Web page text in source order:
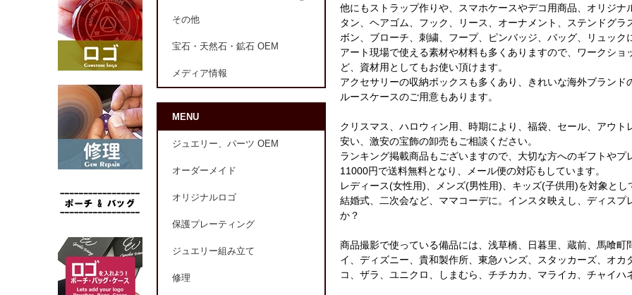
他にもストラップ作りや、スマホケースやデコ用商品、オリジ
タン、ヘアゴム、フック、リース、オーナメント、ステンドグ
ボン、ブローチ、刺繍、フープ、ピンバッジ、バッグ、リュック
アート現場で使える素材や材料も多くありますので、ワークシ
ど、資材用としてもお使い頂けます。
アクセサリーの収納ボックスも多くあり、きれいな海外ブラン
ルースケースのご用意もあります。
クリスマス、ハロウィン用、時期により、福袋、セール、アウ
安い、激安の宝飾の卸売もご相談ください。
ランキング掲載商品もございますので、大切な方へのギフトやプ
11000円で送料無料となり、メール便の対応もしています。
レディース(女性用)、メンズ(男性用)、キッズ(子供用)を対象とし
結婚式、二次会など、ママコーデに。インスタ映えし、ディス
か？
商品撮影で使っている備品には、浅草橋、日暮里、蔵前、馬喰
イ、ディズニー、貴和製作所、東急ハンズ、スタッカーズ、オ
コ、ザラ、ユニクロ、しまむら、チチカカ、マライカ、チャイ
その他
宝石・天然石・鉱石 OEM
メディア情報
MENU
ジュエリー、パーツ OEM
オーダーメイド
オリジナルロゴ
保護プレーティング
ジュエリー組み立て
修理